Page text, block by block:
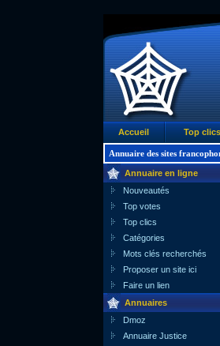
Accueil Top clics
Annuaire des sites
Annuaire en ligne
Nouveautés
Top votes
Top clics
Catégories
Mots clés recherchés
Proposer un site ici
Faire un lien
Annuaires
Dmoz
Annuaire Justice